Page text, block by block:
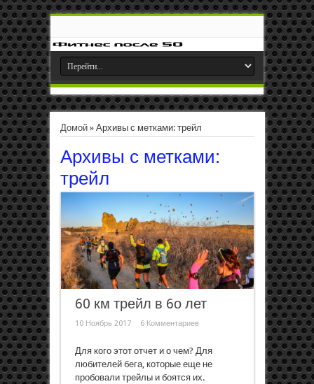
Домой» Архивы с метками: трейл
Архивы с метками:
трейл
60 км трейл в 6о лет
10 Ноябрь 2017 6 Комментариев
Для кого этот отчет и о чем? Для
любителей бега, которые еще не
пробовали трейлы и боятся их.